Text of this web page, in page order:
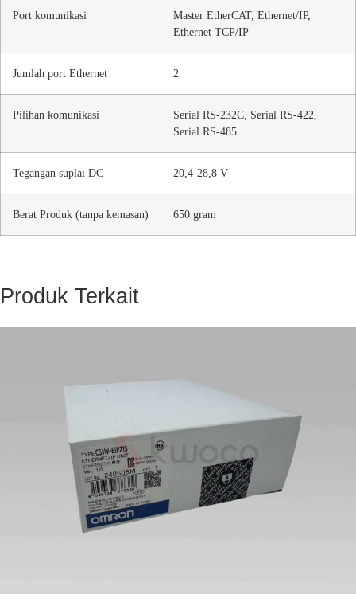
Port komunikasi
Master EtherCAT, Ethernet/IP,
Ethernet TCP/IP
Jumlah port Ethernet 2
Pilihan komunikasi
Serial RS-232C, Serial RS-422,
Serial RS-485
Tegangan suplai DC 20,4-28,8 V
Berat Produk (tanpa kemasan) 650 gram
Produk Terkait